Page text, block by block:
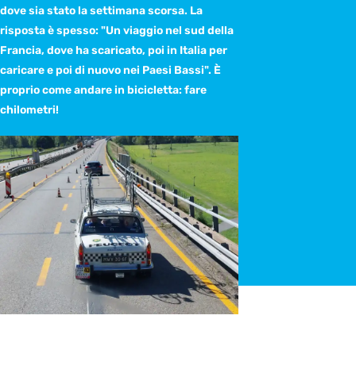
dove sia stato la settimana scorsa. La
risposta è spesso: "Un viaggio nel sud della
Francia, dove ha scaricato, poi in Italia per
caricare e poi di nuovo nei Paesi Bassi". È
proprio come andare in bicicletta: fare
chilometri!